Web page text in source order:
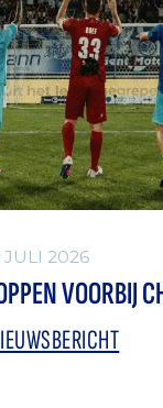
JULI 2026
VOORBIJ